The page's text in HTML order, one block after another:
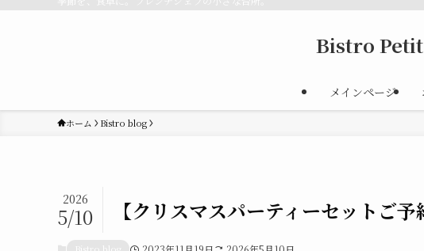
Bistro Petit
メインページ
ホーム Bistro blog
【クリスマスパーティーセットご予
2026
5/10